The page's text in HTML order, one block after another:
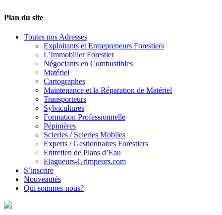
Plan du site
Toutes nos Adresses
Exploitants et Entrepreneurs Forestiers
L’Immobilier Forestier
Négociants en Combustibles
Matériel
Cartographes
Maintenance et la Réparation de Matériel
Transporteurs
Sylvicultures
Formation Professionnelle
Pépinières
Scieries / Scieries Mobiles
Experts / Gestionnaires Forestiers
Entretien de Plans d’Eau
Elagueurs-Grimpeurs.com
S’inscrire
Nouveautés
Qui sommes-nous?